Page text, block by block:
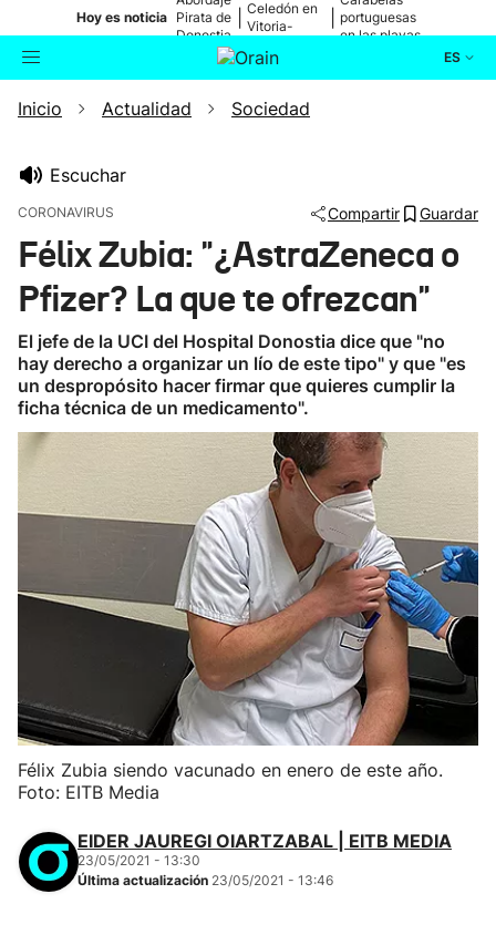
Hoy es noticia Pirata de
Donostia
Celedón en
Vitoria-
portuguesas
en las playas
ES
Buscador Actualidad
Ikusmiran
Eguraldia
Inicio Actualidad Sociedad
Escuchar
CORONAVIRUS Compartir Guardar
Félix Zubia: "¿AstraZeneca o
Pfizer? La que te ofrezcan"
El jefe de la UCI del Hospital Donostia dice que "no
hay derecho a organizar un lío de este tipo" y que "es
un despropósito hacer firmar que quieres cumplir la
ficha técnica de un medicamento".
Félix Zubia siendo vacunado en enero de este año.
Foto: EITB Media
EIDER JAUREGI OIARTZABAL | EITB MEDIA
23/05/2021 - 13:30
Última actualización 23/05/2021 - 13:46